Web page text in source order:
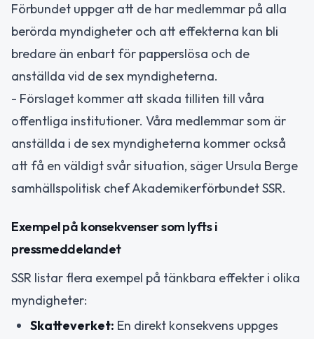
Förbundet uppger att de har medlemmar på alla
berörda myndigheter och att effekterna kan bli
bredare än enbart för papperslösa och de
anställda vid de sex myndigheterna.
- Förslaget kommer att skada tilliten till våra
offentliga institutioner. Våra medlemmar som är
anställda i de sex myndigheterna kommer också
att få en väldigt svår situation, säger Ursula Berge
samhällspolitisk chef Akademikerförbundet SSR.
Exempel på konsekvenser som lyfts i
pressmeddelandet
SSR listar flera exempel på tänkbara effekter i olika
myndigheter:
Skatteverket: En direkt konsekvens uppges